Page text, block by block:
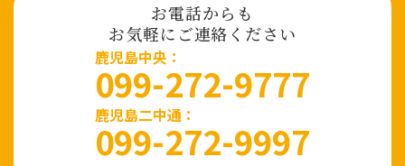
お電話からも
お気軽にご連絡ください
⿅児島中央：
099-272-9777
鹿児島二中通：
099-272-9997